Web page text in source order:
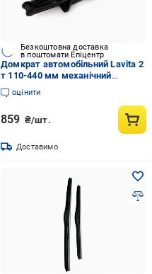
Безкоштовна доставка
в поштомати Епіцентр
Домкрат автомобільний Lavita 2
т 110-440 мм механічний
ромбовий з гумовою подушкою
та трещіткою (LA 210220)
оцінити
859 ₴/шт.
Доставимо